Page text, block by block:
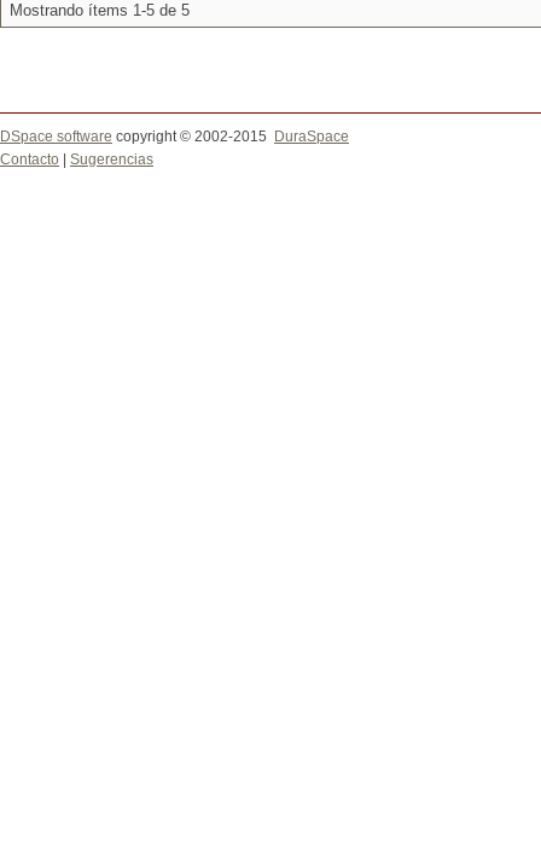
Mostrando ítems 1-5 de 5
DSpace software copyright © 2002-2015
DuraSpace
Contacto
Sugerencias